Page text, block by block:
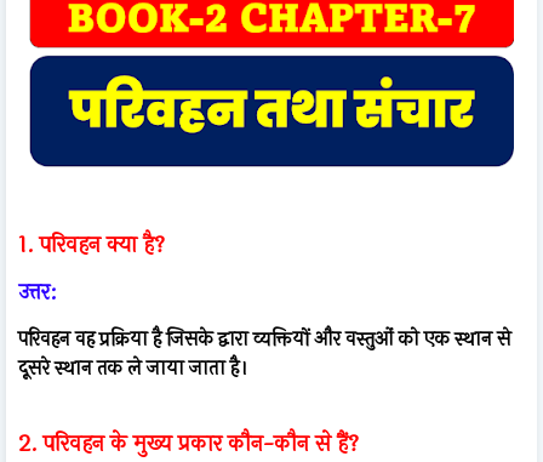
1. परिवहन क्या है?
उत्तर:
परिवहन वह प्रक्रिया है जिसके द्वारा व्यक्तियों और वस्तुओं को एक स्थान से
दूसरे स्थान तक ले जाया जाता है।
2. परिवहन के मुख्य प्रकार कौन-कौन से हैं?